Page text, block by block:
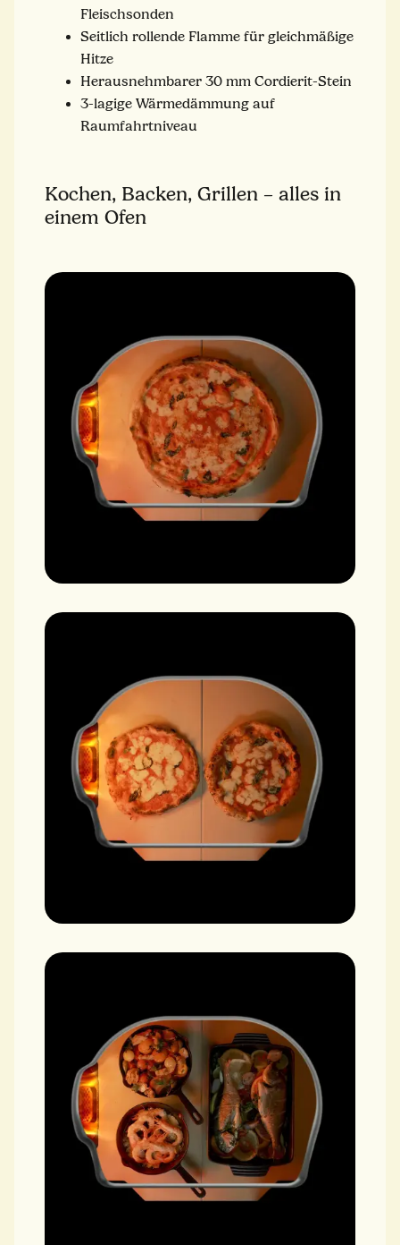
Fleischsonden
Seitlich rollende Flamme für gleichmäßige
Hitze
Herausnehmbarer 30 mm Cordierit-Stein
3-lagige Wärmedämmung auf
Raumfahrtniveau
Kochen, Backen, Grillen – alles in
einem Ofen